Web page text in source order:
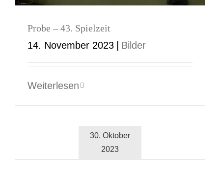
Probe – 43. Spielzeit
14. November 2023
Bilder
Weiterlesen
30. Oktober
2023